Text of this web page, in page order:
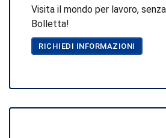
Visita il mondo per lavoro,
Bolletta!
RICHIEDI INFORMAZIONI